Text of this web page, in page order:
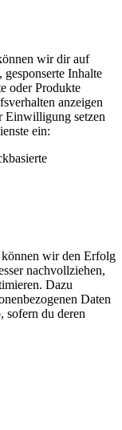
wir dir auf
gesponserte Inhalte
oder Produkte
anzeigen
Einwilligung setzen
ein:
können wir den Erfolg
nachvollziehen,
Dazu
Daten
sofern du deren